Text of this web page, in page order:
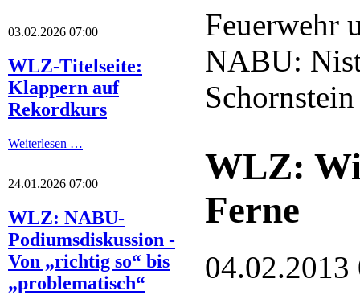
03.02.2026 07:00
WLZ-Titelseite:
Klappern auf
Rekordkurs
Weiterlesen …
24.01.2026 07:00
WLZ: NABU-
Podiumsdiskussion -
Von „richtig so“ bis
„problematisch“
Feuerwehr
NABU:
Schornstein
WLZ:
Ferne
04.02.2013